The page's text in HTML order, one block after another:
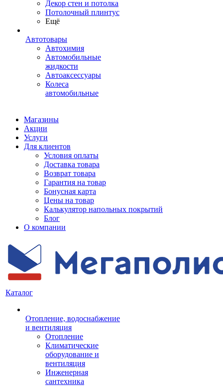
Декор стен и потолка
Потолочный плинтус
Ещё
Автотовары
Автохимия
Автомобильные
жидкости
Автоаксессуары
Колеса
автомобильные
Магазины
Акции
Услуги
Для клиентов
Условия оплаты
Доставка товара
Возврат товара
Гарантия на товар
Бонусная карта
Цены на товар
Калькулятор напольных покрытий
Блог
О компании
Каталог
Отопление, водоснабжение
и вентиляция
Отопление
Климатические
оборудование и
вентиляция
Инженерная
сантехника